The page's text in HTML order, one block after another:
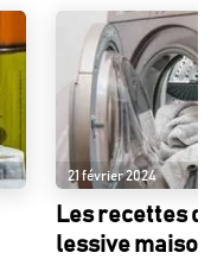
21 février 2024
Les recettes
lessive maison